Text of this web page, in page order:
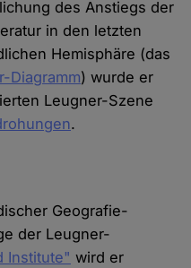
des Anstiegs der
in den letzten
Hemisphäre (das
Diagramm) wurde er
Leugner-Szene
.
Geografie-
der Leugner-
Institute" wird er